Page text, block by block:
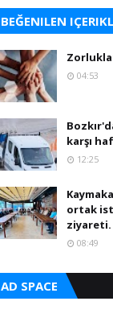
BEĞENILEN
04:53
karşı
12:25
ortak
ziyareti.
08:49
AD SPACE